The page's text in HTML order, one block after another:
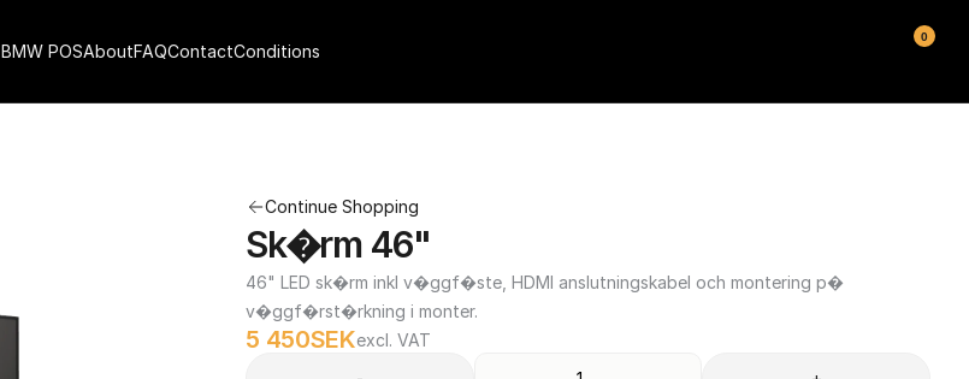
Continue Shopping
Sk�rm 46"
46" LED sk�rm inkl v�ggf�ste, HDMI anslutningskabel och montering p�
v�ggf�rst�rkning i monter.
5 450SEKexcl. VAT
BMW POSAboutFAQContactConditions
0